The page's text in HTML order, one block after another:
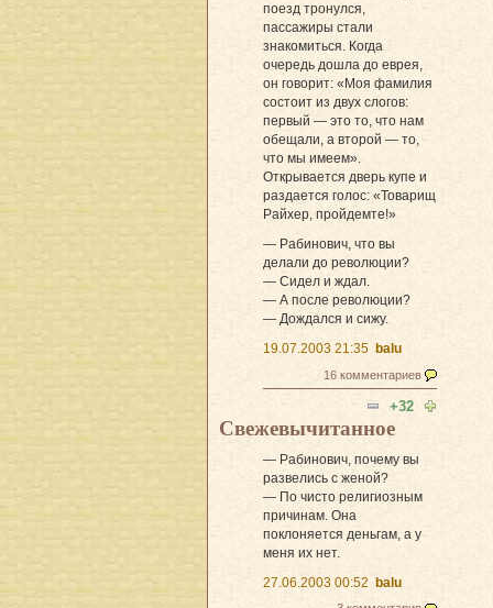
поезд тронулся,
пассажиры стали
знакомиться. Когда
очередь дошла до еврея,
он говорит: «Моя фамилия
состоит из двух слогов:
первый — это то, что нам
обещали, а второй — то,
что мы имеем».
Открывается дверь купе и
раздается голос: «Товарищ
Райхер, пройдемте!»
— Рабинович, что вы
делали до революции?
— Сидел и ждал.
— А после революции?
— Дождался и сижу.
19.07.2003 21:35 balu
16 комментариев
+32
Свежевычитанное
— Рабинович, почему вы
развелись с женой?
— По чисто религиозным
причинам. Она
поклоняется деньгам, а у
меня их нет.
27.06.2003 00:52
balu